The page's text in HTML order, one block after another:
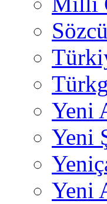
Sözcü
Yeni
Yeni
Yeni